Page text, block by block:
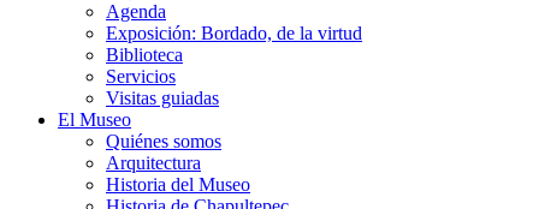
Agenda
Exposición: Bordado, de la virtud
Biblioteca
Servicios
Visitas guiadas
El Museo
Quiénes somos
Arquitectura
Historia del Museo